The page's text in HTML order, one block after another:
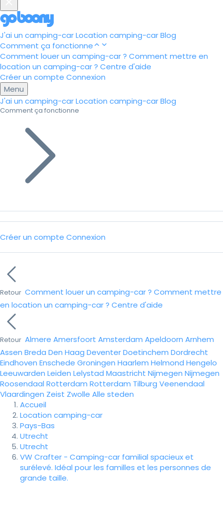
J'ai un camping-carLocation camping-carBlog
Comment ça fonctionne
Comment louer un camping-car ? Comment mettre en
location un camping-car ? Centre d'aide
Créer un compte Connexion
Menu
J'ai un camping-carLocation camping-carBlog
Comment ça fonctionne
Créer un compte Connexion
Retour Comment louer un camping-car ? Comment mettre
en location un camping-car ? Centre d'aide
Retour Almere Amersfoort Amsterdam Apeldoorn Arnhem
Assen Breda Den Haag DeventerDoetinchem Dordrecht
Eindhoven Enschede Groningen Haarlem Helmond Hengelo
Leeuwarden Leiden Lelystad Maastricht Nijmegen Nijmegen
Roosendaal Rotterdam Rotterdam Tilburg Veenendaal
Vlaardingen Zeist Zwolle Alle steden
Accueil
Location camping-car
Pays-Bas
Utrecht
Utrecht
VW Crafter - Camping-car familial spacieux et
surélevé. Idéal pour les familles et les personnes de
grande taille.